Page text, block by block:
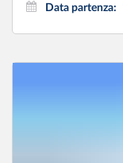
Data partenza: